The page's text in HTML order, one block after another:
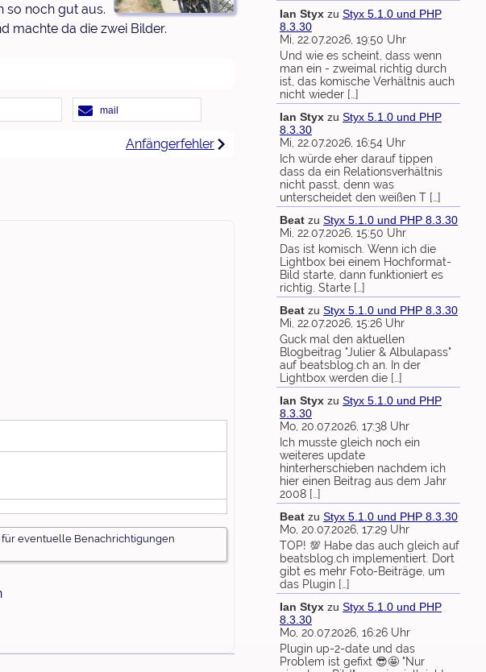
so noch gut aus.
machte da die zwei Bilder.
mail
Anfängerfehler
eventuelle Benachrichtigungen
Ian Styx zu Styx 5.1.0 und PHP
8.3.30
Mi, 22.07.2026, 19:50 Uhr
Und wie es scheint, dass wenn
man ein - zweimal richtig durch
ist, das komische Verhältnis auch
nicht wieder […]
Ian Styx zu Styx 5.1.0 und PHP
8.3.30
Mi, 22.07.2026, 16:54 Uhr
Ich würde eher darauf tippen
dass da ein Relationsverhältnis
nicht passt, denn was
unterscheidet den weißen T […]
Beat zu Styx 5.1.0 und PHP 8.3.30
Mi, 22.07.2026, 15:50 Uhr
Das ist komisch. Wenn ich die
Lightbox bei einem Hochformat-
Bild starte, dann funktioniert es
richtig. Starte […]
Beat zu Styx 5.1.0 und PHP 8.3.30
Mi, 22.07.2026, 15:26 Uhr
Guck mal den aktuellen
Blogbeitrag "Julier & Albulapass"
auf beatsblog.ch an. In der
Lightbox werden die […]
Ian Styx zu Styx 5.1.0 und PHP
8.3.30
Mo, 20.07.2026, 17:38 Uhr
Ich musste gleich noch ein
weiteres update
hinterherschieben nachdem ich
hier einen Beitrag aus dem Jahr
2008 […]
Beat zu Styx 5.1.0 und PHP 8.3.30
Mo, 20.07.2026, 17:29 Uhr
TOP! 💯 Habe das auch gleich auf
beatsblog.ch implementiert. Dort
gibt es mehr Foto-Beiträge, um
das Plugin […]
Ian Styx zu Styx 5.1.0 und PHP
8.3.30
Mo, 20.07.2026, 16:26 Uhr
Plugin up-2-date und das
Problem ist gefixt 😎🤩 "Nur